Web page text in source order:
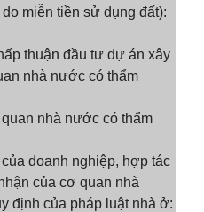
miễn tiền sử dụng đất):
thuận đầu tư dự án xây
nhà nước có thẩm
nhà nước có thẩm
doanh nghiệp, hợp tác
của cơ quan nhà
định của pháp luật nhà ở: